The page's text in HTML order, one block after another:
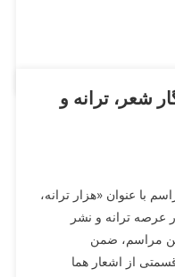
شعر، ترانه و
با عنوان «هزار ترانه،
عرصه ترانه و نشر
مراسم، ضمن
از اشعار هما